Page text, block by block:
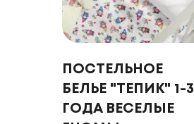
ПОСТЕЛЬНОЕ
БЕЛЬЕ "ТЕПИК" 1-3
ГОДА ВЕСЕЛЫЕ